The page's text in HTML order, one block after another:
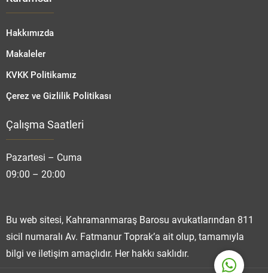
Hakkımızda
Makaleler
KVKK Politikamız
Çerez ve Gizlilik Politikası
Çalışma Saatleri
Pazartesi – Cuma
09:00 – 20:00
Bu web sitesi, Kahramanmaraş Barosu avukatlarından 811
sicil numaralı Av. Fatmanur Toprak’a ait olup, tamamıyla
bilgi ve iletişim amaçlıdır. Her hakkı saklıdır.
Cevap Yaz